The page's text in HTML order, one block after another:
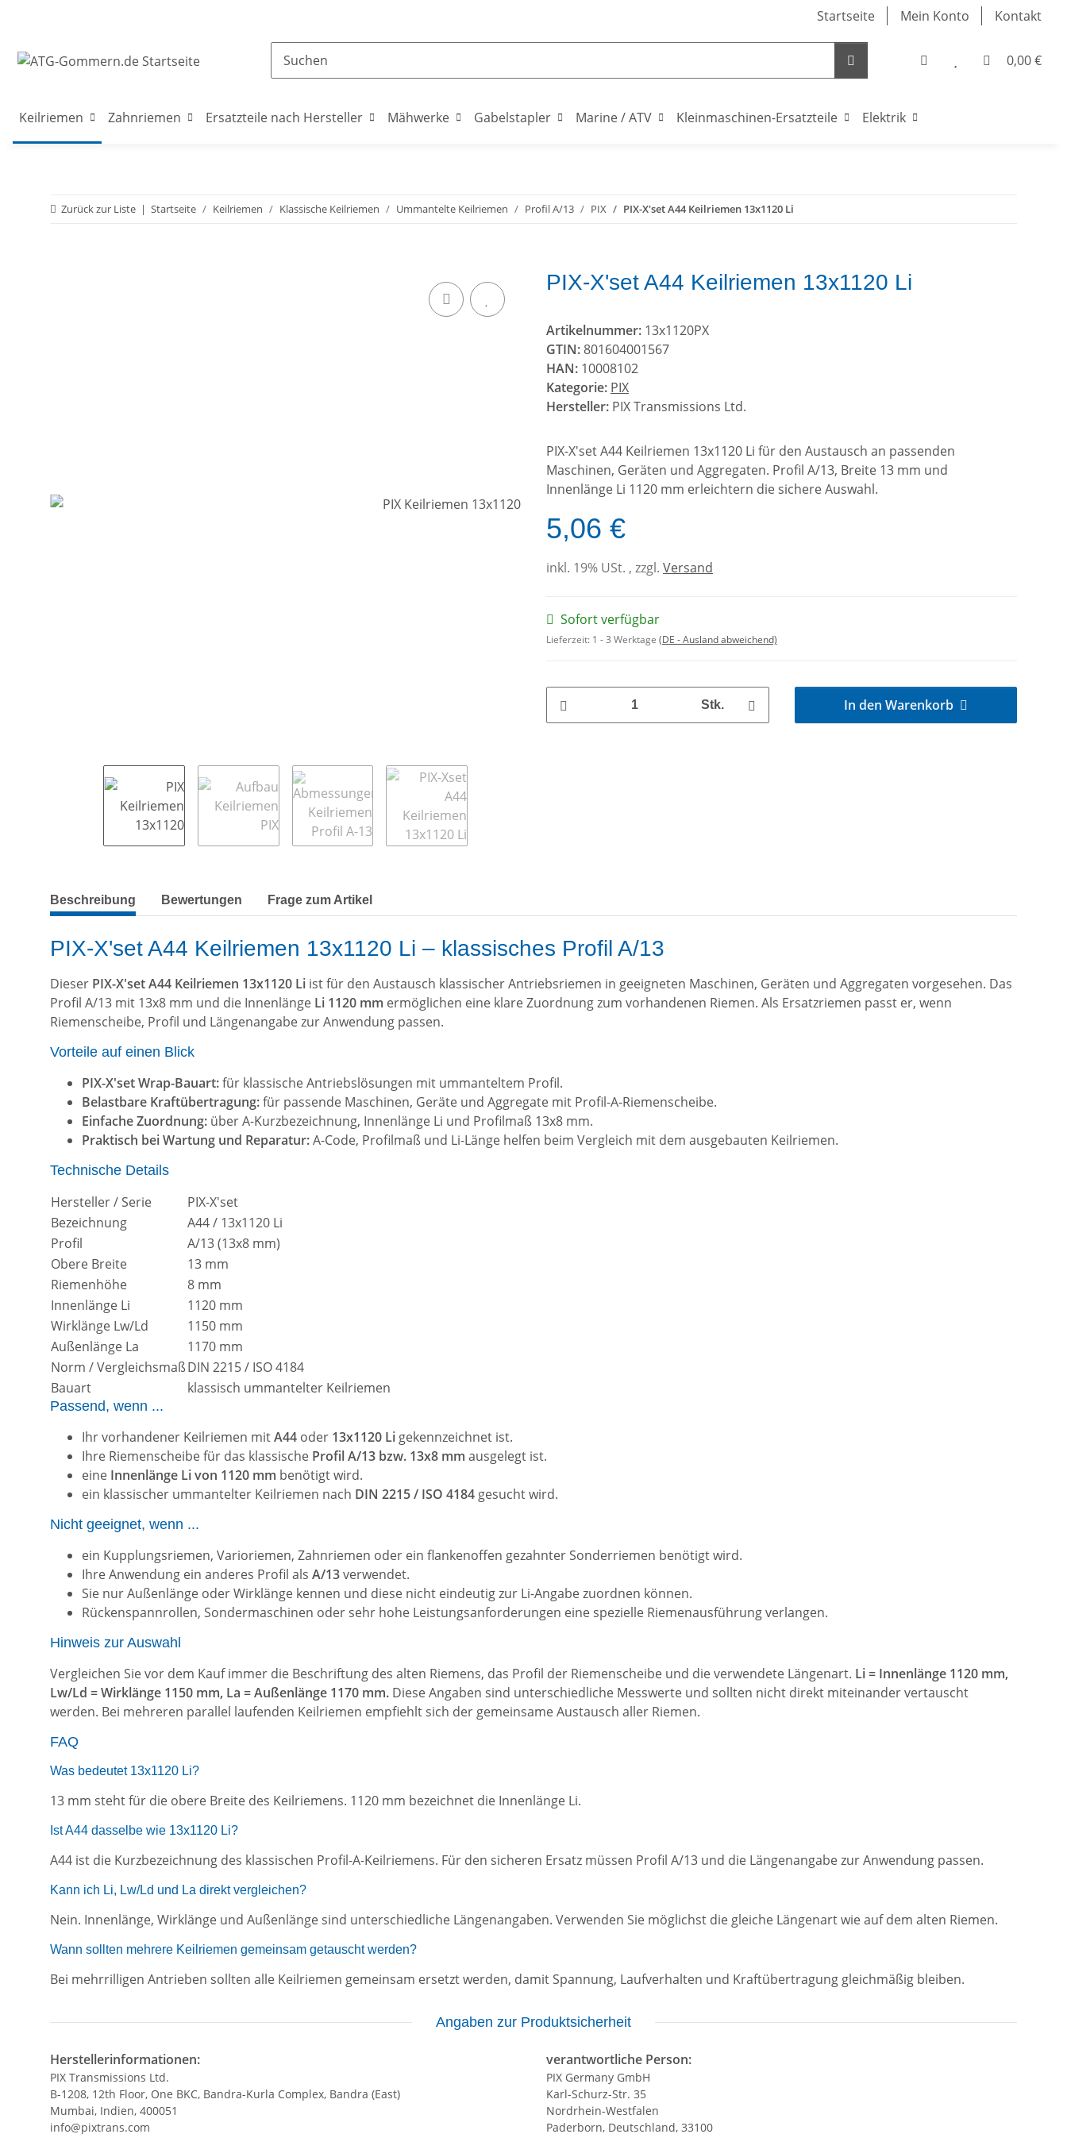
Startseite Mein Konto Kontakt
0,00 €
Keilriemen Zahnriemen Ersatzteile nach Hersteller Mähwerke Gabelstapler Marine / ATV Kleinmaschinen-Ersatzteile Elektrik
Zurück zur Liste Startseite Keilriemen Klassische Keilriemen Ummantelte Keilriemen Profil A/13 PIX PIX-X'set A44 Keilriemen 13x1120 Li
PIX-X'set A44 Keilriemen 13x1120 Li
Artikelnummer: 13x1120PX
GTIN:801604001567
HAN: 10008102
Kategorie: PIX
Hersteller: PIX Transmissions Ltd.
PIX-X'set A44 Keilriemen 13x1120 Li für den Austausch an passenden
Maschinen, Geräten und Aggregaten. Profil A/13, Breite 13 mm und
Innenlänge Li 1120 mm erleichtern die sichere Auswahl.
5,06 €
inkl. 19% USt. , zzgl. Versand
Sofort verfügbar
Lieferzeit: 1 - 3 Werktage (DE - Ausland abweichend)
Stk. In den Warenkorb
weitere Registerkarten anzeigen
Beschreibung Bewertungen Frage zum Artikel
PIX-X'set A44 Keilriemen 13x1120 Li – klassisches Profil A/13
Dieser PIX-X'set A44 Keilriemen 13x1120 Li ist für den Austausch klassischer Antriebsriemen in geeigneten Maschinen, Geräten und Aggregaten vorgesehen. Das
Profil A/13 mit 13x8 mm und die Innenlänge Li 1120 mm ermöglichen eine klare Zuordnung zum vorhandenen Riemen. Als Ersatzriemen passt er, wenn
Riemenscheibe, Profil und Längenangabe zur Anwendung passen.
Vorteile auf einen Blick
PIX-X'set Wrap-Bauart:für klassische Antriebslösungen mit ummanteltem Profil.
Belastbare Kraftübertragung:für passende Maschinen, Geräte und Aggregate mit Profil-A-Riemenscheibe.
Einfache Zuordnung: über A-Kurzbezeichnung, Innenlänge Li und Profilmaß 13x8 mm.
Praktisch bei Wartung und Reparatur:A-Code, Profilmaß und Li-Länge helfen beim Vergleich mit dem ausgebauten Keilriemen.
Technische Details
Hersteller / Serie
PIX-X'set
Bezeichnung
A44 / 13x1120 Li
Profil
A/13 (13x8 mm)
Obere Breite
13 mm
Riemenhöhe
8 mm
Innenlänge Li
1120 mm
Wirklänge Lw/Ld
1150 mm
Außenlänge La
1170 mm
Norm / VergleichsmaßDIN 2215 / ISO 4184
Bauart
klassisch ummantelter Keilriemen
Passend, wenn ...
Ihr vorhandener Keilriemen mitA44 oder 13x1120 Li gekennzeichnet ist.
Ihre Riemenscheibe für das klassische Profil A/13 bzw. 13x8 mm ausgelegt ist.
eine Innenlänge Li von 1120 mm benötigt wird.
ein klassischer ummantelter Keilriemen nach DIN 2215 / ISO 4184 gesucht wird.
Nicht geeignet, wenn ...
ein Kupplungsriemen, Varioriemen, Zahnriemen oder ein flankenoffen gezahnter Sonderriemen benötigt wird.
Ihre Anwendung ein anderes Profil als A/13verwendet.
Sie nur Außenlänge oder Wirklänge kennen und diese nicht eindeutig zur Li-Angabe zuordnen können.
Rückenspannrollen, Sondermaschinen oder sehr hohe Leistungsanforderungen eine spezielle Riemenausführung verlangen.
Hinweis zur Auswahl
Vergleichen Sie vor dem Kauf immer die Beschriftung des alten Riemens, das Profil der Riemenscheibe und die verwendete Längenart. Li = Innenlänge 1120 mm,
Lw/Ld = Wirklänge 1150 mm, La = Außenlänge 1170 mm. Diese Angaben sind unterschiedliche Messwerte und sollten nicht direkt miteinander vertauscht
werden. Bei mehreren parallel laufenden Keilriemen empfiehlt sich der gemeinsame Austausch aller Riemen.
FAQ
Was bedeutet 13x1120 Li?
13 mm steht für die obere Breite des Keilriemens. 1120 mm bezeichnet die Innenlänge Li.
Ist A44 dasselbe wie 13x1120 Li?
A44 ist die Kurzbezeichnung des klassischen Profil-A-Keilriemens. Für den sicheren Ersatz müssen Profil A/13 und die Längenangabe zur Anwendung passen.
Kann ich Li, Lw/Ld und La direkt vergleichen?
Nein. Innenlänge, Wirklänge und Außenlänge sind unterschiedliche Längenangaben. Verwenden Sie möglichst die gleiche Längenart wie auf dem alten Riemen.
Wann sollten mehrere Keilriemen gemeinsam getauscht werden?
Bei mehrrilligen Antrieben sollten alle Keilriemen gemeinsam ersetzt werden, damit Spannung, Laufverhalten und Kraftübertragung gleichmäßig bleiben.
Angaben zur Produktsicherheit
Herstellerinformationen:
PIX Transmissions Ltd.
B-1208, 12th Floor, One BKC, Bandra-Kurla Complex, Bandra (East)
Mumbai, Indien, 400051
info@pixtrans.com
verantwortliche Person:
PIX Germany GmbH
Karl-Schurz-Str. 35
Nordrhein-Westfalen
Paderborn, Deutschland, 33100